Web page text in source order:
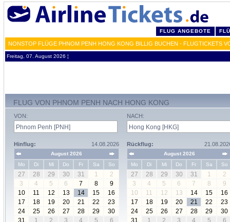
FLUG ANGEBOTE
NONSTOP FLÜGE PHNOM PENH HONG KONG BILLIG BUCHEN - FLUGTICKETS
Freitag, 07. August 2026 ¦
FLUG VON PHNOM PENH NACH HONG KONG
VON:
Hinflug: 14.08.2026
August 2026
Mo
Di Mi Do Fr Sa So
27 28 29 30 31 1
2
3
4 5 6 7 8
9
10
11 12 13 14 15
16
17
18 19 20 21 22
23
24
25 26 27 28 29
30
31
1 2 3 4 5 6
NACH:
Rückflug:
August 2026
Mo
Di Mi Do Fr Sa So
27 28 29 30 31 1
2
3
4 5 6 7 8
9
10
11 12 13 14 15
16
17
18 19 20 21 22
23
24
25 26 27 28 29
30
31
1 2 3 4 5 6